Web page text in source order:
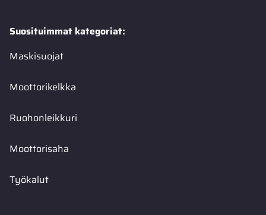
Suosituimmat kategoriat:
Maskisuojat
Moottorikelkka
Ruohonleikkuri
Moottorisaha
Työkalut